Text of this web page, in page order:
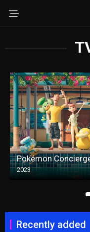
Pokémon
2023
Recently added